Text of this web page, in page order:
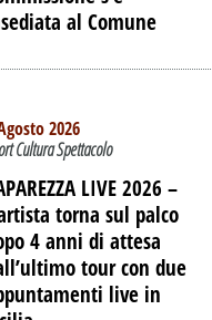
al Comune
2026
Cultura Spettacolo
LIVE 2026 –
torna sul palco
4 anni di attesa
tour con due
live in